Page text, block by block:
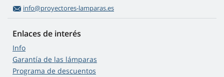
info@proyectores-lamparas.es
Enlaces de interés
Info
Garantía de las lámparas
Programa de descuentos